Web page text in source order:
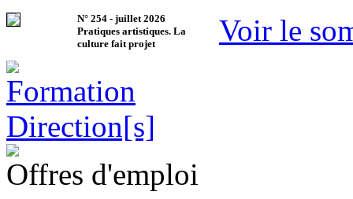
N° 254 - juillet 2026
Pratiques artistiques. La
culture fait projet
Voir le
Offres d'emploi